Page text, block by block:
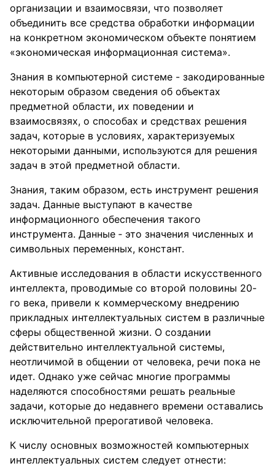
организации и взаимосвязи, что позволяет
объединить все средства обработки информации
на конкретном экономическом объекте понятием
«экономическая информационная система».
Знания в компьютерной системе - закодированные
некоторым образом сведения об объектах
предметной области, их поведении и
взаимосвязях, о способах и средствах решения
задач, которые в условиях, характеризуемых
некоторыми данными, используются для решения
задач в этой предметной области.
Знания, таким образом, есть инструмент решения
задач. Данные выступают в качестве
информационного обеспечения такого
инструмента. Данные ‑ это значения численных и
символьных переменных, констант.
Активные исследования в области искусственного
интеллекта, проводимые со второй половины 20-
го века, привели к коммерческому внедрению
прикладных интеллектуальных систем в различные
сферы общественной жизни. О создании
действительно интеллектуальной системы,
неотличимой в общении от человека, речи пока не
идет. Однако уже сейчас многие программы
наделяются способностями решать реальные
задачи, которые до недавнего времени оставались
исключительной прерогативой человека.
К числу основных возможностей компьютерных
интеллектуальных систем следует отнести: